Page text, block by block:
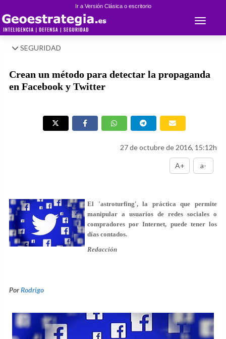
Ir a Versión Clásica o escritorio
Toggle
SEGURIDAD
Crean un método para detectar la propaganda
en Facebook y Twitter
27 de octubre de 2016, 15:12h
A+ a-
El 'astroturfing', la práctica que permite
manipular a usuarios de redes sociales o
compradores por Internet, puede tener los
días contados.
Redacción
PorRodrigo